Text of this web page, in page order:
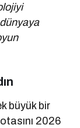
büyük bir
2026